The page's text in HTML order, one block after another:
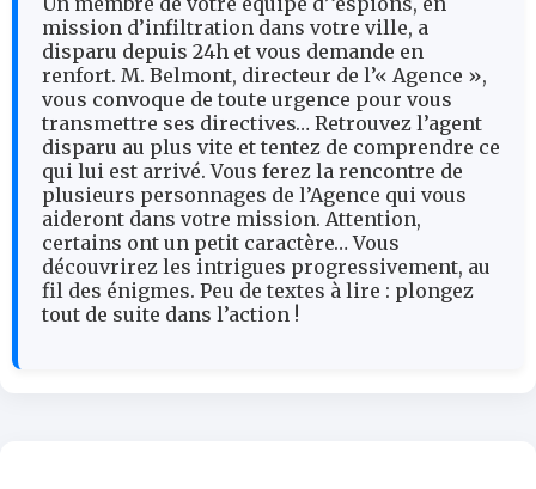
mission d’infiltration dans votre ville, a
disparu depuis 24h et vous demande en
renfort. M. Belmont, directeur de l’« Agence »,
vous convoque de toute urgence pour vous
transmettre ses directives… Retrouvez l’agent
disparu au plus vite et tentez de comprendre ce
qui lui est arrivé. Vous ferez la rencontre de
plusieurs personnages de l’Agence qui vous
aideront dans votre mission. Attention,
certains ont un petit caractère… Vous
découvrirez les intrigues progressivement, au
fil des énigmes. Peu de textes à lire : plongez
tout de suite dans l’action !